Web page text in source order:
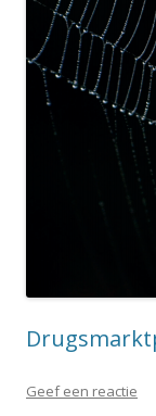
Geef een reactie